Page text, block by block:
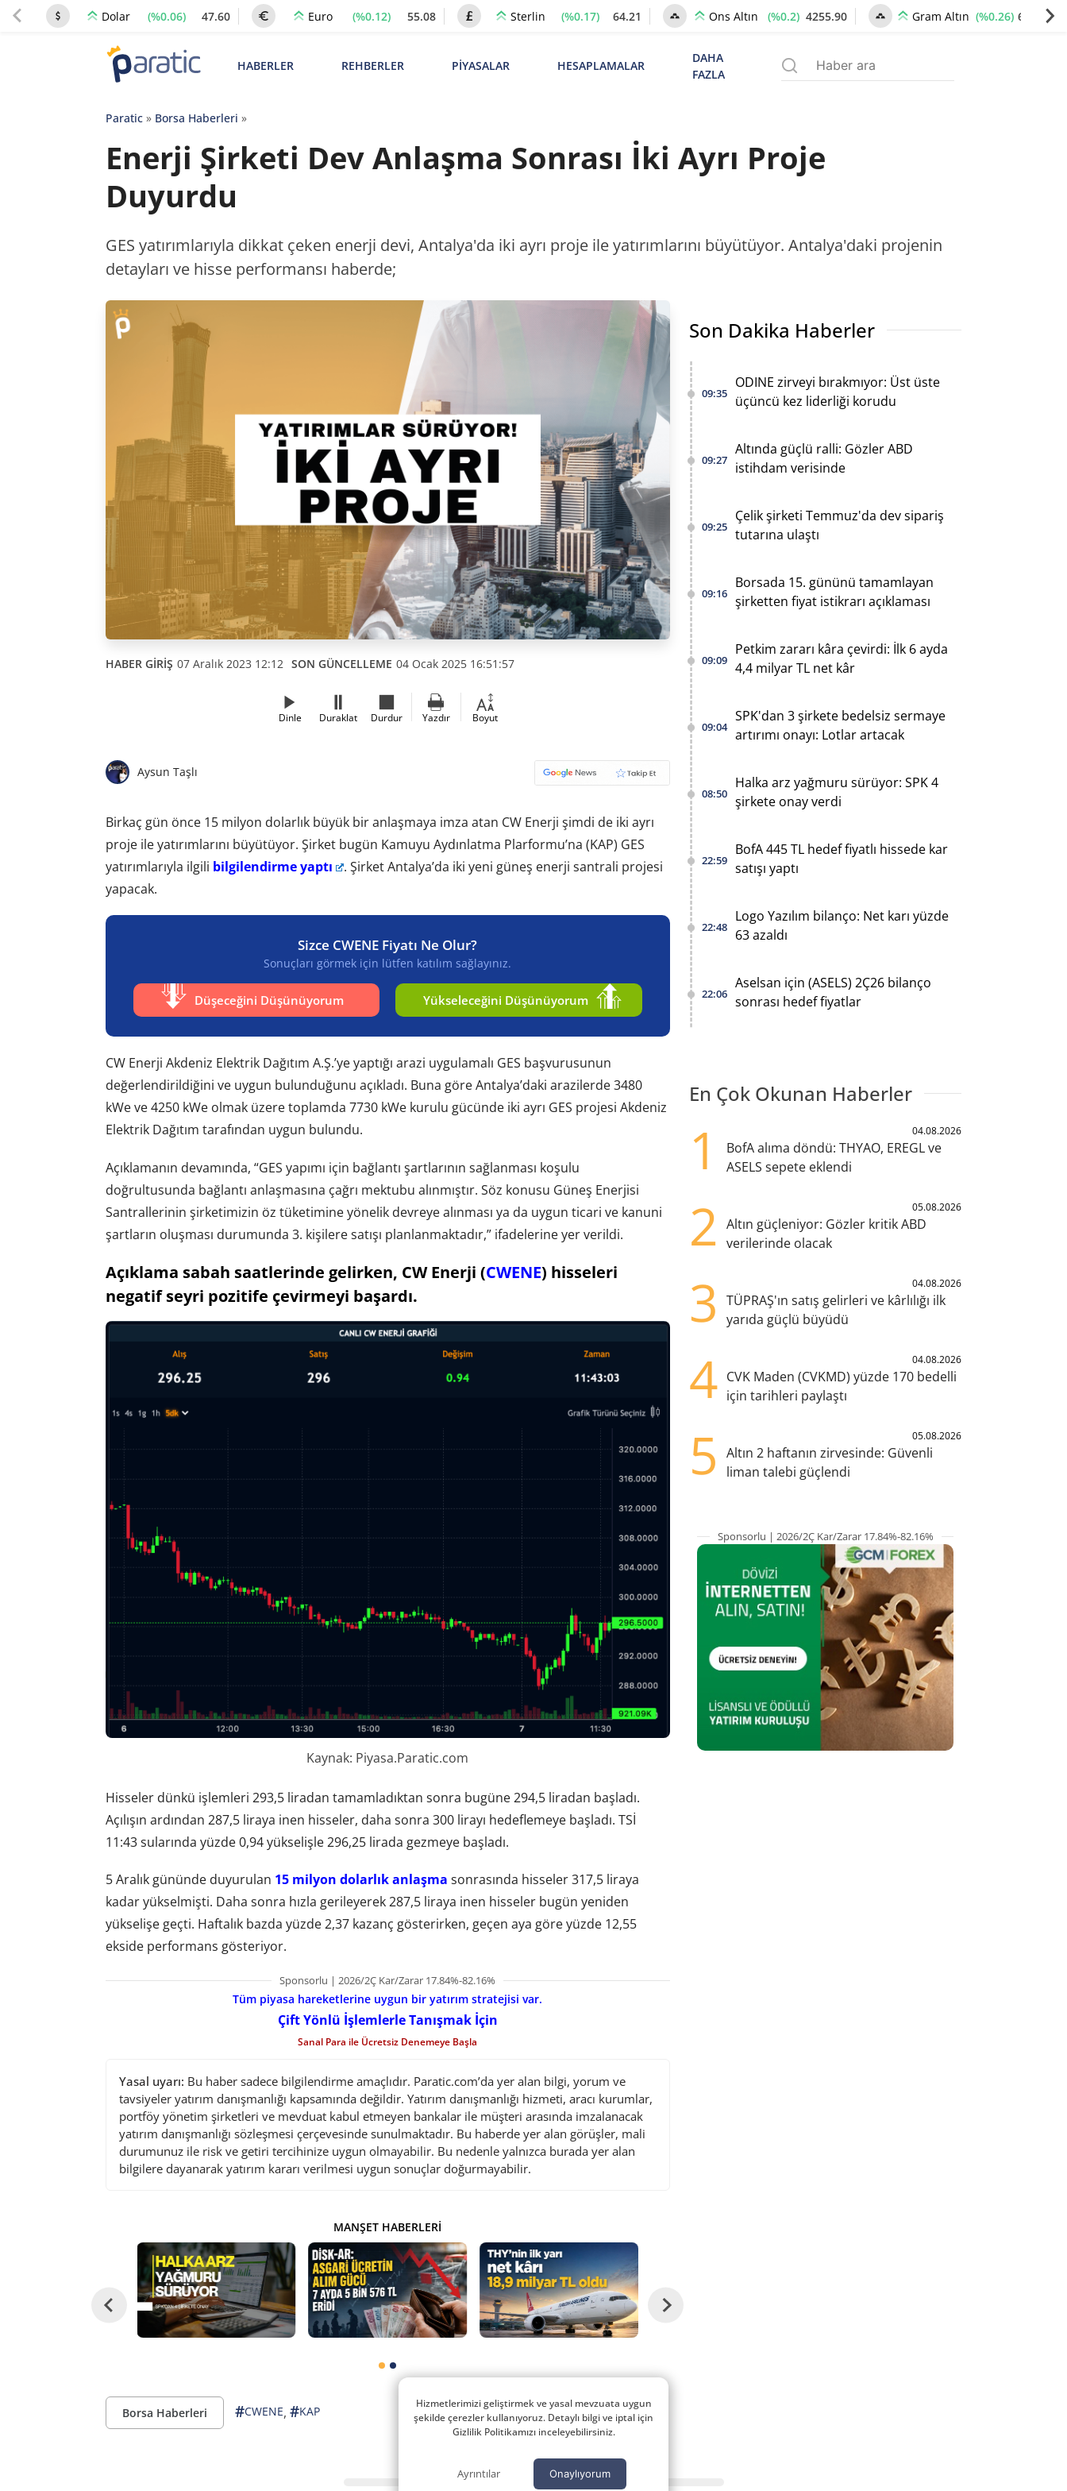
Dolar (%0.06) 47.60 Euro (%0.12) 55.08 Sterlin (%0.17) 64.21 Ons Altın (%0.2) 4255.90 Gram Altın (%0.26) 6512.85
HABERLER REHBERLER PİYASALAR HESAPLAMALAR
DAHA
FAZLA
Paratic» Borsa Haberleri »
Enerji Şirketi Dev Anlaşma Sonrası İki Ayrı Proje
Duyurdu
GES yatırımlarıyla dikkat çeken enerji devi, Antalya'da iki ayrı proje ile yatırımlarını büyütüyor. Antalya'daki projenin
detayları ve hisse performansı haberde;
HABER GİRİŞ 07 Aralık 2023 12:12 SON GÜNCELLEME 04 Ocak 2025 16:51:57
Dinle Duraklat Durdur Yazdır Boyut
Aysun Taşlı
Birkaç gün önce 15 milyon dolarlık büyük bir anlaşmaya imza atan CW Enerji şimdi de iki ayrı
proje ile yatırımlarını büyütüyor. Şirket bugün Kamuyu Aydınlatma Plarformu’na (KAP) GES
yatırımlarıyla ilgili bilgilendirme yaptı
. Şirket Antalya’da iki yeni güneş enerji santrali projesi
yapacak.
Sizce CWENE Fiyatı Ne Olur?
Sonuçları görmek için lütfen katılım sağlayınız.
Düşeceğini Düşünüyorum Yükseleceğini Düşünüyorum
CW Enerji Akdeniz Elektrik Dağıtım A.Ş.’ye yaptığı arazi uygulamalı GES başvurusunun
değerlendirildiğini ve uygun bulunduğunu açıkladı. Buna göre Antalya’daki arazilerde 3480
kWe ve 4250 kWe olmak üzere toplamda 7730 kWe kurulu gücünde iki ayrı GES projesi Akdeniz
Elektrik Dağıtım tarafından uygun bulundu.
Açıklamanın devamında, “GES yapımı için bağlantı şartlarının sağlanması koşulu
doğrultusunda bağlantı anlaşmasına çağrı mektubu alınmıştır. Söz konusu Güneş Enerjisi
Santrallerinin şirketimizin öz tüketimine yönelik devreye alınması ya da uygun ticari ve kanuni
şartların oluşması durumunda 3. kişilere satışı planlanmaktadır,” ifadelerine yer verildi.
Açıklama sabah saatlerinde gelirken, CW Enerji (CWENE) hisseleri
negatif seyri pozitife çevirmeyi başardı.
Kaynak: Piyasa.Paratic.com
Hisseler dünkü işlemleri 293,5 liradan tamamladıktan sonra bugüne 294,5 liradan başladı.
Açılışın ardından 287,5 liraya inen hisseler, daha sonra 300 lirayı hedeflemeye başladı. TSİ
11:43 sularında yüzde 0,94 yükselişle 296,25 lirada gezmeye başladı.
5 Aralık gününde duyurulan 15 milyon dolarlık anlaşma sonrasında hisseler 317,5 liraya
kadar yükselmişti. Daha sonra hızla gerileyerek 287,5 liraya inen hisseler bugün yeniden
yükselişe geçti. Haftalık bazda yüzde 2,37 kazanç gösterirken, geçen aya göre yüzde 12,55
ekside performans gösteriyor.
Sponsorlu | 2026/2Ç Kar/Zarar 17.84%-82.16%
Tüm piyasa hareketlerine uygun bir yatırım stratejisi var.
Çift Yönlü İşlemlerle Tanışmak İçin
Sanal Para ile Ücretsiz Denemeye Başla
Yasal uyarı: Bu haber sadece bilgilendirme amaçlıdır. Paratic.com’da yer alan bilgi, yorum ve
tavsiyeler yatırım danışmanlığı kapsamında değildir. Yatırım danışmanlığı hizmeti, aracı kurumlar,
portföy yönetim şirketleri ve mevduat kabul etmeyen bankalar ile müşteri arasında imzalanacak
yatırım danışmanlığı sözleşmesi çerçevesinde sunulmaktadır. Bu haberde yer alan görüşler, mali
durumunuz ile risk ve getiri tercihinize uygun olmayabilir. Bu nedenle yalnızca burada yer alan
bilgilere dayanarak yatırım kararı verilmesi uygun sonuçlar doğurmayabilir.
MANŞET HABERLERI
Borsa Haberleri #CWENE, #KAP
Son Dakika Haberler
09:35
ODINE zirveyi bırakmıyor: Üst üste
üçüncü kez liderliği korudu
09:27
Altında güçlü ralli: Gözler ABD
istihdam verisinde
09:25
Çelik şirketi Temmuz'da dev sipariş
tutarına ulaştı
09:16
Borsada 15. gününü tamamlayan
şirketten fiyat istikrarı açıklaması
09:09
Petkim zararı kâra çevirdi: İlk 6 ayda
4,4 milyar TL net kâr
09:04
SPK'dan 3 şirkete bedelsiz sermaye
artırımı onayı: Lotlar artacak
08:50
Halka arz yağmuru sürüyor: SPK 4
şirkete onay verdi
22:59
BofA 445 TL hedef fiyatlı hissede kar
satışı yaptı
22:48
Logo Yazılım bilanço: Net karı yüzde
63 azaldı
22:06
Aselsan için (ASELS) 2Ç26 bilanço
sonrası hedef fiyatlar
En Çok Okunan Haberler
1 04.08.2026
BofA alıma döndü: THYAO, EREGL ve
ASELS sepete eklendi
2 05.08.2026
Altın güçleniyor: Gözler kritik ABD
verilerinde olacak
3 04.08.2026
TÜPRAŞ'ın satış gelirleri ve kârlılığı ilk
yarıda güçlü büyüdü
4 04.08.2026
CVK Maden (CVKMD) yüzde 170 bedelli
için tarihleri paylaştı
5 05.08.2026
Altın 2 haftanın zirvesinde: Güvenli
liman talebi güçlendi
Sponsorlu | 2026/2Ç Kar/Zarar 17.84%-82.16%
Hizmetlerimizi geliştirmek ve yasal mevzuata uygun
şekilde çerezler kullanıyoruz. Detaylı bilgi ve iptal için
Gizlilik Politikamızı inceleyebilirsiniz.
Ayrıntılar Onaylıyorum